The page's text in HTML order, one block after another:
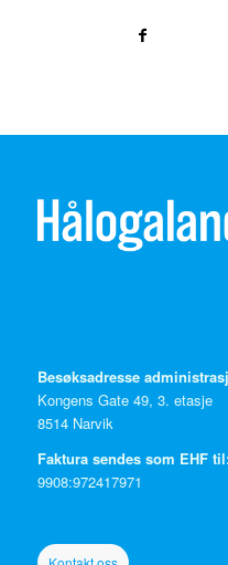
Besøksadresse
Kongens Gate 49, 3. etasje
8514 Narvik
Faktura sendes som EHF
9908:972417971